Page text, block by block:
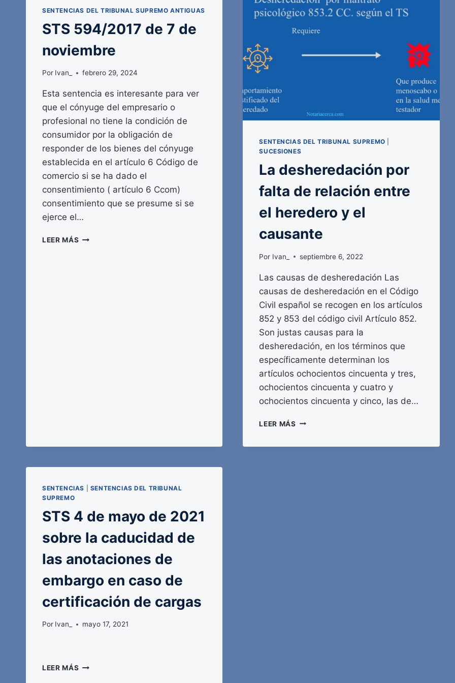
SENTENCIAS DEL TRIBUNAL SUPREMO ANTIGUAS
STS 594/2017 de 7 de
noviembre
Por Ivan_ febrero 29, 2024
Esta sentencia es interesante para ver
que el cónyuge del empresario o
profesional no tiene la condición de
consumidor por la obligación de
responder de los bienes del cónyuge
establecida en el artículo 6 Código de
comercio si se ha dado el
consentimiento ( artículo 6 Ccom)
consentimiento que se presume si se
ejerce el…
LEER MÁS STS
SENTENCIAS DEL TRIBUNAL SUPREMO
SUCESIONES
La desheredación por
falta de relación entre
el heredero y el
causante
Por Ivan_ septiembre 6, 2022
Las causas de desheredación Las
causas de desheredación en el Código
Civil español se recogen en los artículos
852 y 853 del código civil Artículo 852.
Son justas causas para la
desheredación, en los términos que
específicamente determinan los
artículos ochocientos cincuenta y tres,
ochocientos cincuenta y cuatro y
ochocientos cincuenta y cinco, las de…
LEER MÁS LA
SENTENCIAS
SENTENCIAS DEL TRIBUNAL
SUPREMO
STS 4 de mayo de 2021
sobre la caducidad de
las anotaciones de
embargo en caso de
certificación de cargas
Por Ivan_ mayo 17, 2021
LEER MÁS STS